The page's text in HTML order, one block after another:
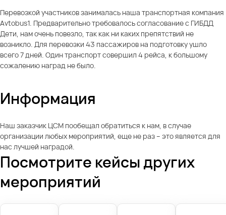
Перевозкой участников занималась наша транспортная компания
Avtobus1. Предварительно требовалось согласование с ГИБДД
Дети, нам очень повезло, так как ни каких препятствий не
возникло. Для перевозки 43 пассажиров на подготовку ушло
всего 7 дней. Один транспорт совершил 4 рейса, к большому
сожалению наград не было.
Информация
Наш заказчик ЦСМ пообещал обратиться к нам, в случае
организации любых мероприятий, еще не раз – это является для
нас лучшей наградой.
Посмотрите кейсы других
мероприятий